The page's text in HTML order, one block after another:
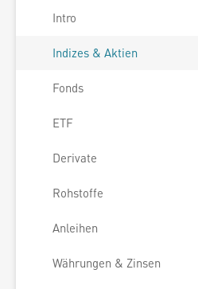
Intro
Indizes & Aktien
Fonds
ETF
Derivate
Rohstoffe
Anleihen
Währungen & Zinsen